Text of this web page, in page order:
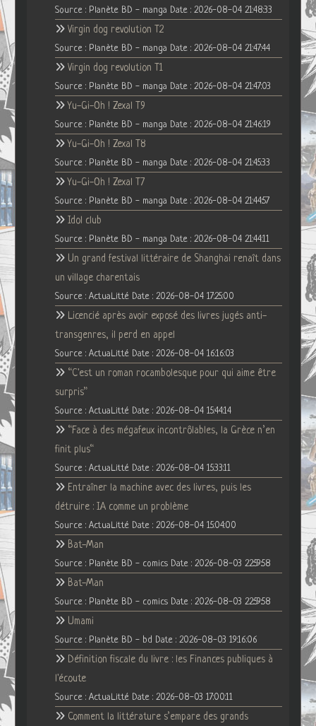
Source : Planète BD - manga Date : 2026-08-04 21:48:33
Virgin dog revolution T2
Source : Planète BD - manga Date : 2026-08-04 21:47:44
Virgin dog revolution T1
Source : Planète BD - manga Date : 2026-08-04 21:47:03
Yu-Gi-Oh ! Zexal T9
Source : Planète BD - manga Date : 2026-08-04 21:46:19
Yu-Gi-Oh ! Zexal T8
Source : Planète BD - manga Date : 2026-08-04 21:45:33
Yu-Gi-Oh ! Zexal T7
Source : Planète BD - manga Date : 2026-08-04 21:44:57
Idol club
Source : Planète BD - manga Date : 2026-08-04 21:44:11
Un grand festival littéraire de Shanghai renaît dans
un village charentais
Source : ActuaLitté Date : 2026-08-04 17:25:00
Licencié après avoir exposé des livres jugés anti-
transgenres, il perd en appel
Source : ActuaLitté Date : 2026-08-04 16:16:03
“C'est un roman rocambolesque pour qui aime être
surpris”
Source : ActuaLitté Date : 2026-08-04 15:44:14
“Face à des mégafeux incontrôlables, la Grèce n’en
finit plus“
Source : ActuaLitté Date : 2026-08-04 15:33:11
Entraîner la machine avec des livres, puis les
détruire : IA comme un problème
Source : ActuaLitté Date : 2026-08-04 15:04:00
Bat-Man
Source : Planète BD - comics Date : 2026-08-03 22:59:58
Bat-Man
Source : Planète BD - comics Date : 2026-08-03 22:59:58
Umami
Source : Planète BD - bd Date : 2026-08-03 19:16:06
Définition fiscale du livre : les Finances publiques à
l'écoute
Source : ActuaLitté Date : 2026-08-03 17:00:11
Comment la littérature s’empare des grands